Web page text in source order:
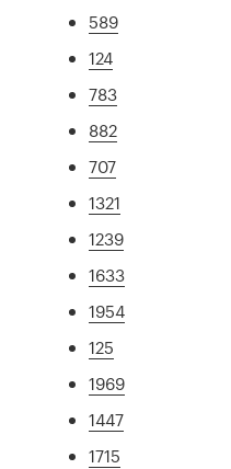
589
124
783
882
707
1321
1239
1633
1954
125
1969
1447
1715